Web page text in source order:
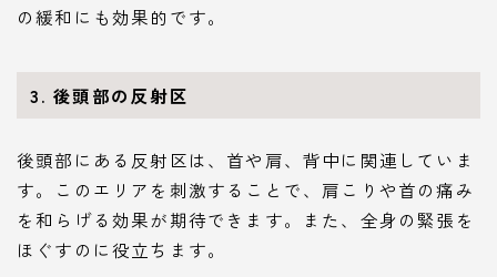
の緩和にも効果的です。
3. 後頭部の反射区
後頭部にある反射区は、首や肩、背中に関連していま
す。このエリアを刺激することで、肩こりや首の痛み
を和らげる効果が期待できます。また、全身の緊張を
ほぐすのに役立ちます。